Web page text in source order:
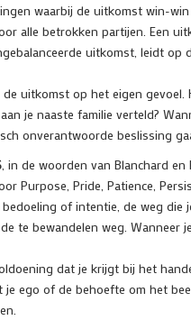
waarbij de uitkomst win-
alle betrokken partijen. Een
uitkomst, leidt op
uitkomst op het eigen
je naaste familie verteld?
onverantwoorde beslissing
, in de woorden van Blanchard
Purpose, Pride, Patience,
of intentie, de weg die
te bewandelen weg.
dat je krijgt bij het
ego of de behoefte om het